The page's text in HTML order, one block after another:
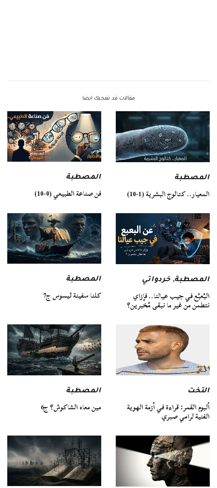
مقالات قد تعجبك ايضا
المصطبة
المعيار.. كتالوج البشرية (1-10)
المصطبة
فن صناعة الطبيعي (0-10)
المصطبة,خردواتي
البُعبُع في جيب عيالنا.. فإزاي
نتطمن من غير ما نبقى مُخبرين؟
المصطبة
كلنا سفينة ثيسوس ج7
التخت
ألبوم القمر: قراءة في أزمة الهوية
الفنية لرامي صبري
المصطبة
مين معاه الشاكوش؟ ج6